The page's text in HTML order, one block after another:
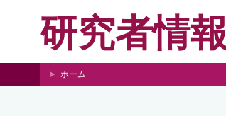
研究者情報
ホーム